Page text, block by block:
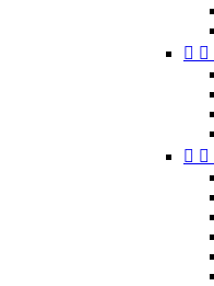
 
 